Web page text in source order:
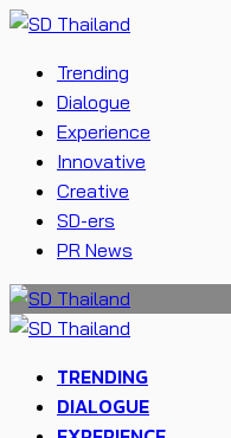
Trending
Dialogue
Experience
Innovative
Creative
SD-ers
PR News
TRENDING
DIALOGUE